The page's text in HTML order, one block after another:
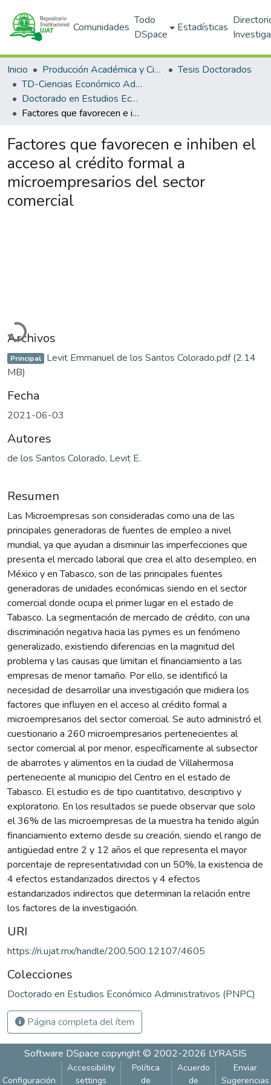
Comunidades
Todo
DSpace
Estadísticas
Inicio Producción Académica y Científica
Tesis Doctorados
TD-Ciencias Económico Administrativas (DACEA)
Doctorado en Estudios Económico Administrativos (PNPC)
Factores que favorecen e inhiben el acceso al crédito formal a microempresarios del sector comercial
Factores que favorecen e inhiben el
acceso al crédito formal a
microempresarios del sector
comercial
Cargando...
Archivos
Principal Levit Emmanuel de los Santos Colorado.pdf(2.14
MB)
Fecha
2021-06-03
Autores
de los Santos Colorado, Levit E.
Resumen
Las Microempresas son consideradas como una de las
principales generadoras de fuentes de empleo a nivel
mundial, ya que ayudan a disminuir las imperfecciones que
presenta el mercado laboral que crea el alto desempleo, en
México y en Tabasco, son de las principales fuentes
generadoras de unidades económicas siendo en el sector
comercial donde ocupa el primer lugar en el estado de
Tabasco. La segmentación de mercado de crédito, con una
discriminación negativa hacia las pymes es un fenómeno
generalizado, existiendo diferencias en la magnitud del
problema y las causas que limitan el financiamiento a las
empresas de menor tamaño. Por ello, se identificó la
necesidad de desarrollar una investigación que midiera los
factores que influyen en el acceso al crédito formal a
microempresarios del sector comercial. Se auto administró el
cuestionario a 260 microempresarios pertenecientes al
sector comercial al por menor, específicamente al subsector
de abarrotes y alimentos en la ciudad de Villahermosa
perteneciente al municipio del Centro en el estado de
Tabasco. El estudio es de tipo cuantitativo, descriptivo y
exploratorio. En los resultados se puede observar que solo
el 36% de las microempresas de la muestra ha tenido algún
financiamiento externo desde su creación, siendo el rango de
antigüedad entre 2 y 12 años el que representa el mayor
porcentaje de representatividad con un 50%, la existencia de
4 efectos estandarizados directos y 4 efectos
estandarizados indirectos que determinan la relación entre
los factores de la investigación.
URI
https://ri.ujat.mx/handle/200.500.12107/4605
Colecciones
Doctorado en Estudios Económico Administrativos (PNPC)
Página completa del ítem
Software DSpace copyright © 2002-2026 LYRASIS
Configuración
Accessibility
settings
Política
de
Acuerdo
de
Enviar
Sugerencias